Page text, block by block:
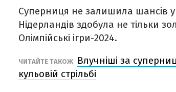
Суперниця не залишила шансів
Нідерландів здобула не тільки
Олімпійські ігри-2024.
ЧИТАЙТЕ ТАКОЖ
Влучніші за
кульовій стрільбі